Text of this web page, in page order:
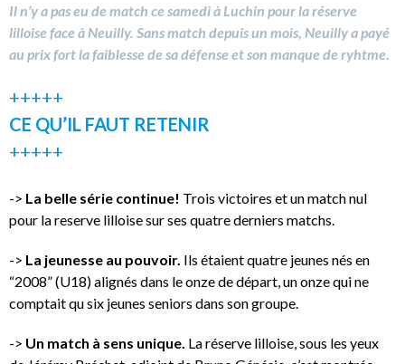
Il n’y a pas eu de match ce samedi à Luchin pour la réserve
lilloise face à Neuilly. Sans match depuis un mois, Neuilly a payé
au prix fort la faiblesse de sa défense et son manque de ryhtme.
+++++
CE QU’IL FAUT RETENIR
+++++
-> La belle série continue! Trois victoires et un match nul
pour la reserve lilloise sur ses quatre derniers matchs.
-> La jeunesse au pouvoir. Ils étaient quatre jeunes nés en
“2008” (U18) alignés dans le onze de départ, un onze qui ne
comptait qu six jeunes seniors dans son groupe.
-> Un match à sens unique. La réserve lilloise, sous les yeux